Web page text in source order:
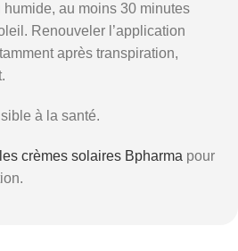
au moins 30 minutes
Renouveler l’application
après transpiration,
à la santé.
les crèmes solaires Bpharma pour